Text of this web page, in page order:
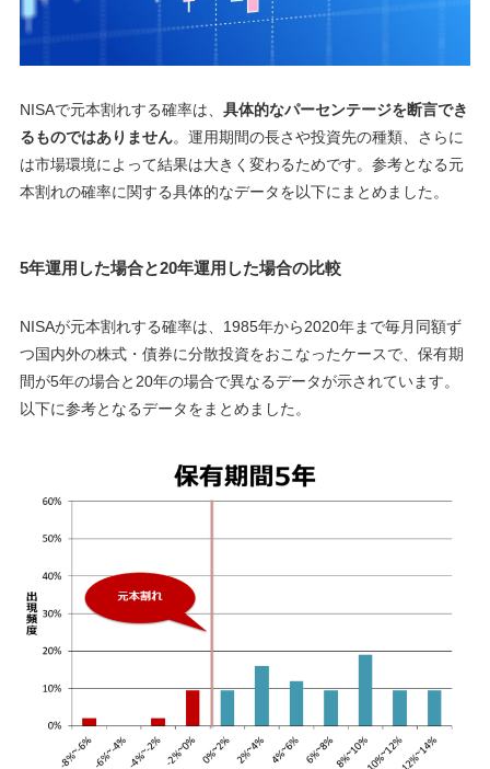
NISAで元本割れする確率は、 具体的なパーセンテージを断言でき
るものではありません。運用期間の長さや投資先の種類、さらに
は市場環境によって結果は大きく変わるためです。参考となる元
本割れの確率に関する具体的なデータを以下にまとめました。
5年運用した場合と20年運用した場合の比較
NISAが元本割れする確率は、1985年から2020年まで毎月同額ず
つ国内外の株式・債券に分散投資をおこなったケースで、保有期
間が5年の場合と20年の場合で異なるデータが示されています。
以下に参考となるデータをまとめました。